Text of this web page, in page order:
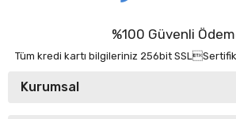
%100 Güvenli
Tüm kredi kartı bilgileriniz 256bit
Kurumsal